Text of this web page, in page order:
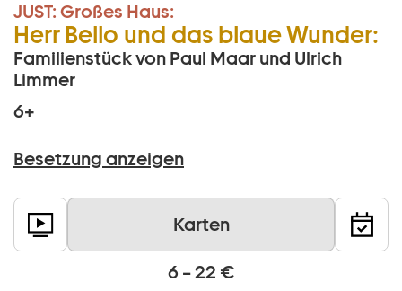
JUST: Großes Haus:
Herr Bello und das blaue Wunder:
Familienstück von Paul Maar und Ulrich
Limmer
6+
Besetzung anzeigen
Karten
6 – 22 €